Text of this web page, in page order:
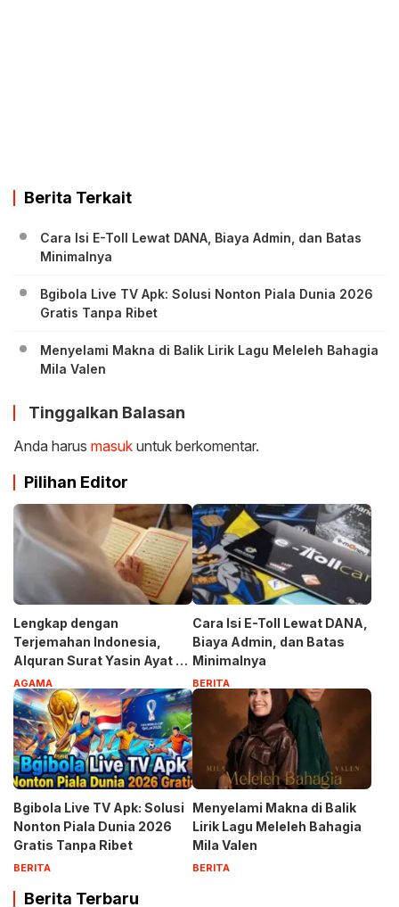
Berita Terkait
Cara Isi E-Toll Lewat DANA, Biaya Admin, dan Batas
Minimalnya
Bgibola Live TV Apk: Solusi Nonton Piala Dunia 2026
Gratis Tanpa Ribet
Menyelami Makna di Balik Lirik Lagu Meleleh Bahagia
Mila Valen
Tinggalkan Balasan
Anda harus masuk untuk berkomentar.
Pilihan Editor
Lengkap dengan
Terjemahan Indonesia,
Alquran Surat Yasin Ayat 1-
83
AGAMA
Cara Isi E-Toll Lewat DANA,
Biaya Admin, dan Batas
Minimalnya
BERITA
Bgibola Live TV Apk: Solusi
Nonton Piala Dunia 2026
Gratis Tanpa Ribet
BERITA
Menyelami Makna di Balik
Lirik Lagu Meleleh Bahagia
Mila Valen
BERITA
Berita Terbaru